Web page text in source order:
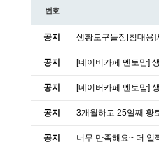
번호
공지 생황토구들장[침대용
공지 [네이버카페 멘토맘]
공지 [네이버카페 멘토맘]
공지 3개월하고 25일째 황
공지 너무 만족해요~ 더